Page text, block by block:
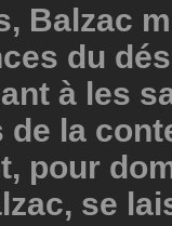
Balzac
du
à les
la
pour
se